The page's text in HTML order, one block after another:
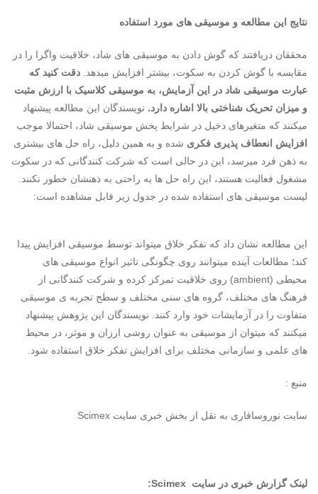
نتایج این مطالعه و موسیقی های مورد استفاده
محققان دریافتند که گوش دادن به موسیقی های شاد، خلاقیت واگرا را در
مقایسه با گوش کردن به سکوت، بیشتر افزایش میدهد. دقت کنید که
عبارت موسیقی شاد در این آزمایش، به موسیقی کلاسیک با ارزش مثبت
و میزان تحریک شناختی بالا اشاره دارد. نویسندگان این مطالعه پیشنهاد
میکنند که متغیرهای دخیل در شرایط پخش موسیقی شاد، احتمالا موجب
افزایش انعطاف پذیری فکری شده و به همین دلیل، راه حل های بیشتری
به ذهن فرد میرسد، این در حالی است که شرکت کنندگانی که در سکوت
مشغول فعالیت هستند، این راه حل ها به راحتی به ذهنشان خطور نکنند.
لیست موسیقی های استفاده شده در جدول زیر قابل مشاهده است:
این مطالعه نشان داد که تفکر خلاق میتواند توسط موسیقی افزایش پیدا
کند؛ مطالعات آینده میتوانند روی چگونگی تاثیر انواع موسیقی های
محیطی (ambient) روی خلاقیت تمرکز کرده و شرکت کنندگانی از
فرهنگ های مختلف، گروه های سنی مختلف و سطح تجربه ی موسیقی
متفاوت را در آزمایشات خود وارد کنند. نویسندگان این پژوهش پیشنهاد
میکنند که میتوان از موسیقی به عنوان روشی ارزان و موثر، در محیط
های علمی و سازمانی مختلف برای افزایش تفکر خلاق استفاده شود.
منبع :
سایت نوروسافاری به نقل از بخش خبری سایت Scimex
لینک گزارش خبری در سایت Scimex: